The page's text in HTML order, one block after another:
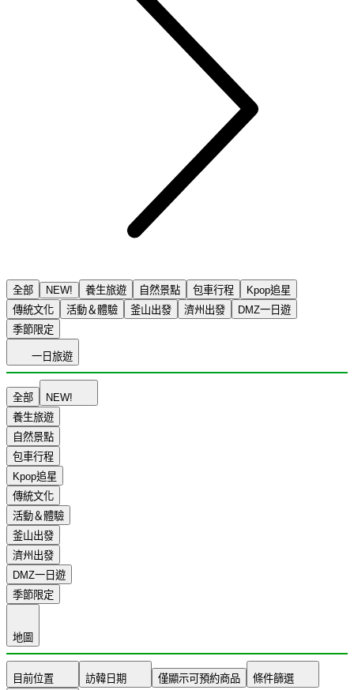
全部 NEW! 養生旅遊 自然景點 包車行程
Kpop追星
傳統文化
活動＆體驗 釜山出發 濟州出發
DMZ一日遊
季節限定
一日旅遊
全部
NEW!
養生旅遊
自然景點
包車行程
Kpop追星
傳統文化
活動＆體驗
釜山出發
濟州出發
DMZ一日遊
季節限定
地圖
目前位置 訪韓日期 僅顯示可預約商品 條件篩選